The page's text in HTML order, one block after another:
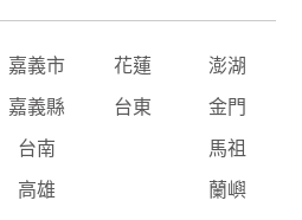
嘉義市 花蓮 澎湖
嘉義縣 台東 金門
台南 馬祖
高雄 蘭嶼